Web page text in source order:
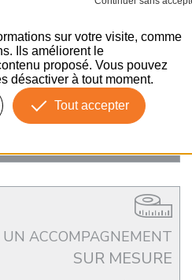
DE DEVIS REMORQUE
INDUSTRIELLE
SUR-MESURE
UN ACCOMPAGNEMENT
SUR MESURE
sur votre visite, comme
Ils améliorent le
proposé. Vous pouvez
désactiver à tout moment.
Tout accepter